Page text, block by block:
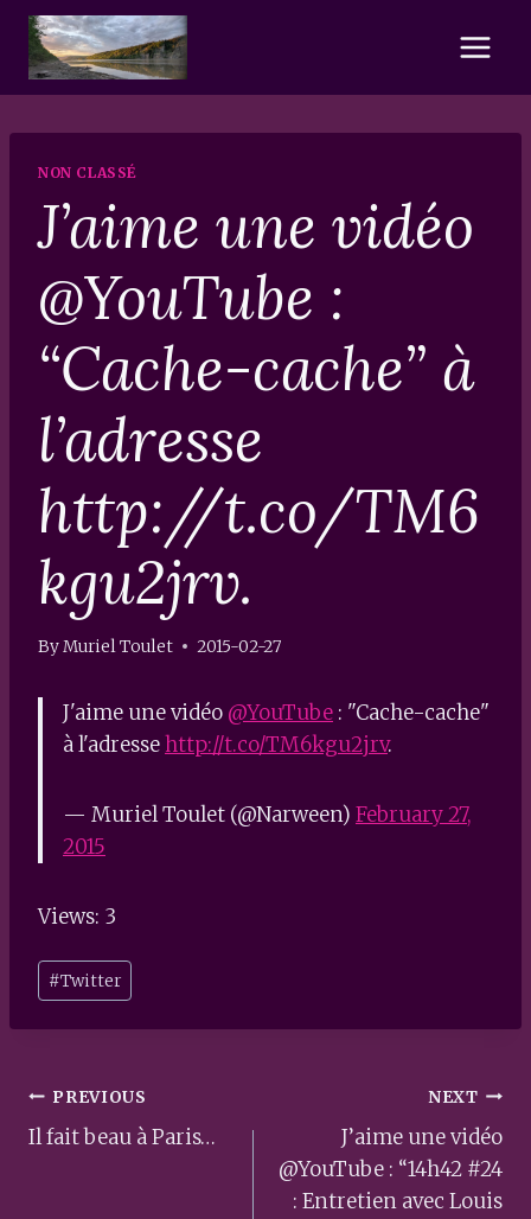
Skip
content
NON CLASSÉ
J’aime une vidéo
@YouTube :
“Cache-cache” à
l’adresse
http://t.co/TM6
kgu2jrv.
ByMuriel Toulet 2015-02-27
J'aime une vidéo @YouTube : "Cache-cache"
à l'adressehttp://t.co/TM6kgu2jrv.
— Muriel Toulet (@Narween) February 27,
2015
Views: 3
Post
Tags:
#Twitter
Post
navigation
PREVIOUS
Il fait beau à Paris…
NEXT
J’aime une vidéo
@YouTube : “14h42 #24
: Entretien avec Louis